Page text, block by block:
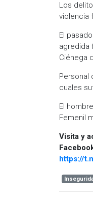
Los
violencia
El
agredida
Ciénega
Personal
cuales
El
Femenil
Visita y
https://